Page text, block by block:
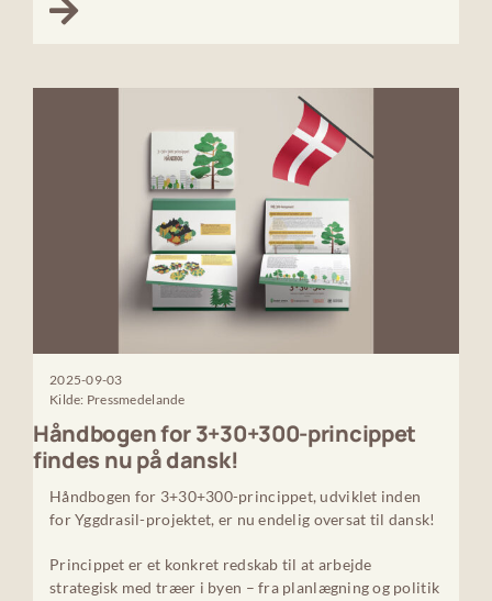
2025-09-03
Kilde: Pressmedelande
Håndbogen for 3+30+300-princippet
findes nu på dansk!
Håndbogen for 3+30+300-princippet, udviklet inden
for Yggdrasil-projektet, er nu endelig oversat til dansk!
Princippet er et konkret redskab til at arbejde
strategisk med træer i byen – fra planlægning og politik